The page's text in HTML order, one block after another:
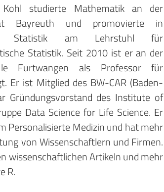
studierte Mathematik an der
Bayreuth und promovierte in
Statistik am Lehrstuhl für
Statistik. Seit 2010 ist er an der
Furtwangen als Professor für
Er ist Mitglied des BW-CAR (Baden-
Gründungsvorstand des Institute of
Data Science for Life Science. Er
Personalisierte Medizin und hat mehr
von Wissenschaftlern und Firmen.
wissenschaftlichen Artikeln und mehr
R.